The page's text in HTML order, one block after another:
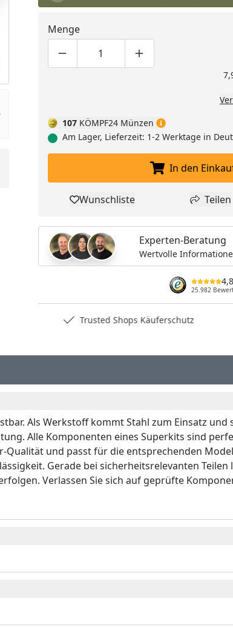
Bild anzeigen
zur Wunschliste hinzufügen
Menge
Produktmenge um eins verringern
Produktmenge manuell
Produktmenge um
107 KÖMPF24 Münzen
Am Lager, Lieferzeit: 1-2 Werktage in
In
In den
Produkt zur Wunschliste
Wunschliste Teilen
Teilen
Experten-Beratung
Wertvolle
25.982
Trusted Shops Käuferschutz
Als Werkstoff kommt Stahl zum Einsatz
Alle Komponenten eines Superkits sind
und passt für die entsprechenden
Gerade bei sicherheitsrelevanten
Verlassen Sie sich auf geprüfte